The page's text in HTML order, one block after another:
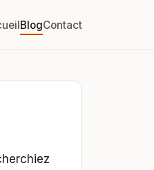
BlogContact